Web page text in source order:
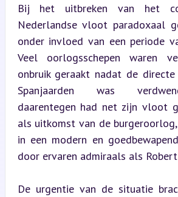
Bij het uitbreken van het
Nederlandse vloot paradoxaal
onder invloed van een periode
Veel oorlogsschepen waren
onbruik geraakt nadat de
Spanjaarden was
daarentegen had net zijn vloot
als uitkomst van de
in een modern en
door ervaren admiraals als
De urgentie van de situatie